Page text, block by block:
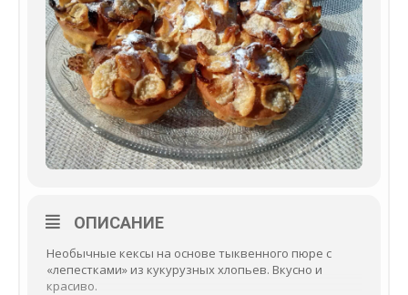
ОПИСАНИЕ
Необычные кексы на основе тыквенного пюре с
«лепестками» из кукурузных хлопьев. Вкусно и
красиво.